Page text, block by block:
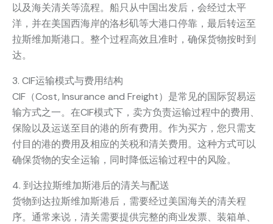
以及海关清关等流程。船只从中国出发后，会经过太平
洋，并在美国西海岸的洛杉矶等大港口停靠，最后转运至
拉斯维加斯港口。整个过程高效且准时，确保货物按时到
达。
3. CIF运输模式与费用结构
CIF（Cost, Insurance and Freight）是常见的国际贸易运
输方式之一。在CIF模式下，卖方负责运输过程中的费用、
保险以及运送至目的港的所有费用。作为买方，您只需支
付目的港的费用及相应的关税和清关费用。这种方式可以
确保货物的安全运输，同时降低运输过程中的风险。
4. 到达拉斯维加斯港后的清关与配送
货物到达拉斯维加斯港后，需要经过美国海关的清关程
序。通常来说，清关需要提供完整的商业发票、装箱单、